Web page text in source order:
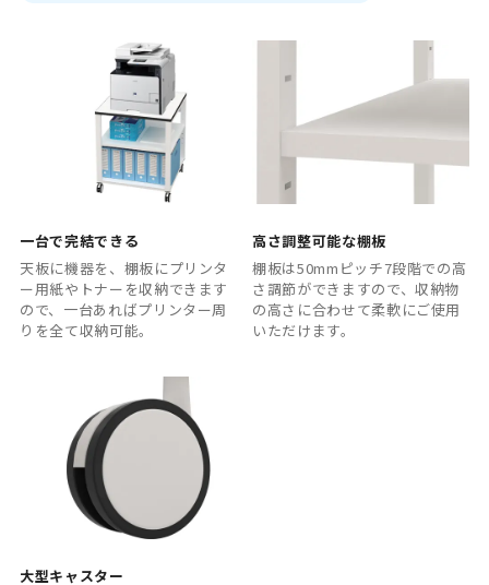
一台で完結できる
天板に機器を、棚板にプリンタ
ー用紙やトナーを収納できます
ので、一台あればプリンター周
りを全て収納可能。
高さ調整可能な棚板
棚板は50mmピッチ7段階での高
さ調節ができますので、収納物
の高さに合わせて柔軟にご使用
いただけます。
大型キャスター